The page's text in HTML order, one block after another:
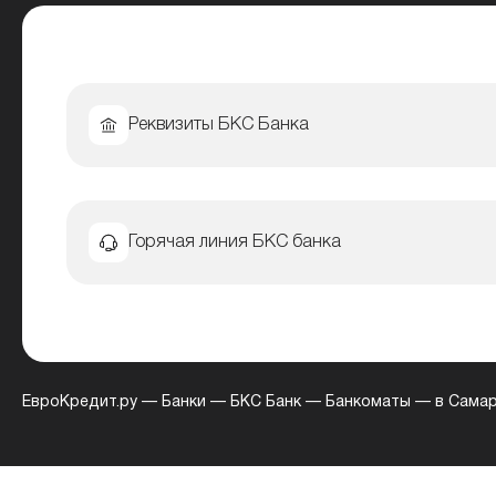
Реквизиты БКС Банка
Горячая линия БКС банка
ЕвроКредит.ру — Банки — БКС Банк — Банкоматы — в